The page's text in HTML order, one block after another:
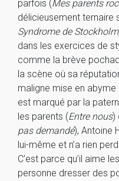
parfois (Mes parents
délicieusement ternaire
Syndrome de
dans les exercices de
comme la brève
la scène où sa
maligne mise en abyme
est marqué par la
les parents (Entre nous)
pas demandé), Antoine
lui-même et n’a rien
C’est parce qu’il aime
personne dresser des